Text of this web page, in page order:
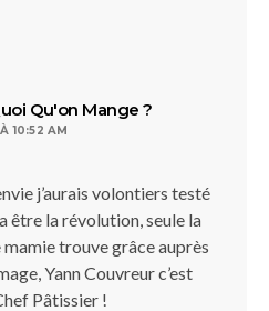
Qu'on Mange ?
10:52 AM
j’aurais volontiers testé
être la révolution, seule la
trouve grâce auprès
Yann Couvreur c’est
Pâtissier !